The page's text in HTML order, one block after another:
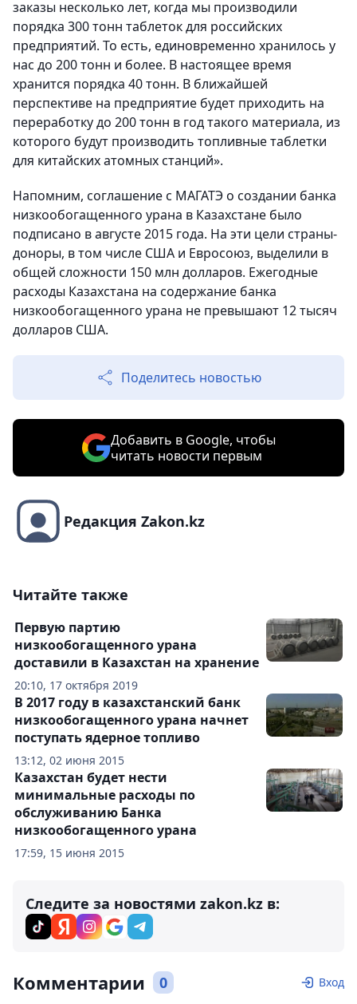
заказы несколько лет, когда мы производили
порядка 300 тонн таблеток для российских
предприятий. То есть, единовременно хранилось у
нас до 200 тонн и более. В настоящее время
хранится порядка 40 тонн. В ближайшей
перспективе на предприятие будет приходить на
переработку до 200 тонн в год такого материала, из
которого будут производить топливные таблетки
для китайских атомных станций».
Напомним, соглашение с МАГАТЭ о создании банка
низкообогащенного урана в Казахстане было
подписано в августе 2015 года. На эти цели страны-
доноры, в том числе США и Евросоюз, выделили в
общей сложности 150 млн долларов. Ежегодные
расходы Казахстана на содержание банка
низкообогащенного урана не превышают 12 тысяч
долларов США.
Поделитесь новостью
Добавить в Google, чтобы
читать новости первым
Редакция Zakon.kz
Читайте также
20:10, 17 октября 2019
Первую партию
низкообогащенного урана
доставили в Казахстан на хранение
13:12, 02 июня 2015
В 2017 году в казахстанский банк
низкообогащенного урана начнет
поступать ядерное топливо
17:59, 15 июня 2015
Казахстан будет нести
минимальные расходы по
обслуживанию Банка
низкообогащенного урана
Следите за новостями zakon.kz в:
Комментарии 0 Вход